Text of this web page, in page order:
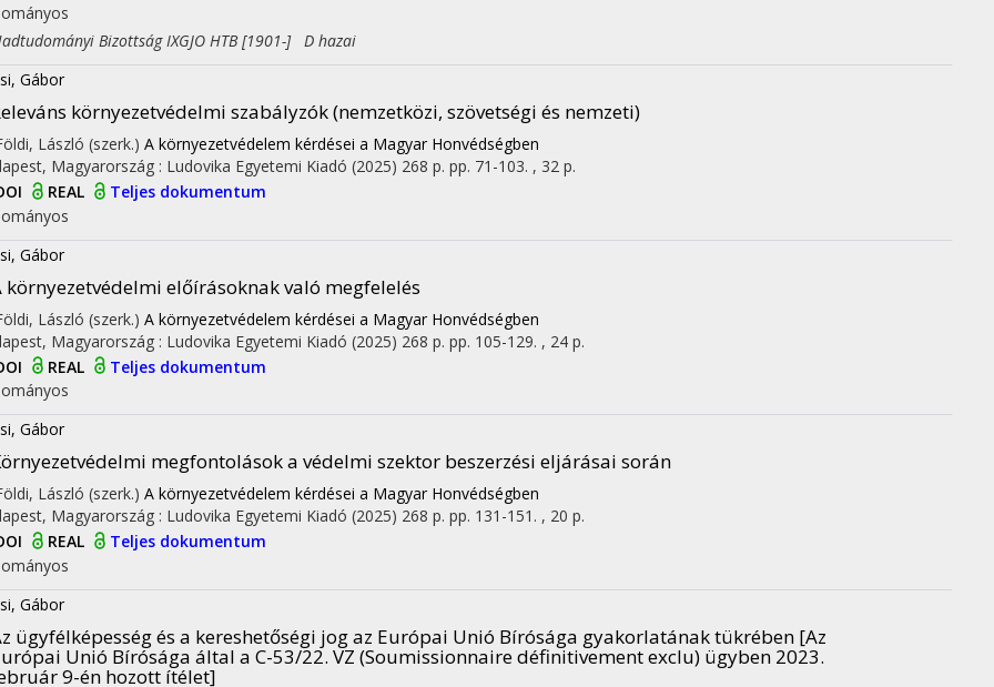
Bizottság IXGJO HTB [1901-] D hazai
Gábor
környezetvédelmi szabályzók (nemzetközi, szövetségi és nemzeti)
László (szerk.) A környezetvédelem kérdései a Magyar Honvédségben
Magyarország : Ludovika Egyetemi Kiadó (2025) 268 p. pp. 71-103. , 32 p.
REAL
Teljes dokumentum
Gábor
környezetvédelmi előírásoknak való megfelelés
László (szerk.) A környezetvédelem kérdései a Magyar Honvédségben
Magyarország : Ludovika Egyetemi Kiadó (2025) 268 p. pp. 105-129. , 24 p.
REAL
Teljes dokumentum
Gábor
megfontolások a védelmi szektor beszerzési eljárásai során
László (szerk.) A környezetvédelem kérdései a Magyar Honvédségben
Magyarország : Ludovika Egyetemi Kiadó (2025) 268 p. pp. 131-151. , 20 p.
REAL
Teljes dokumentum
Gábor
ügyfélképesség és a kereshetőségi jog az Európai Unió Bírósága gyakorlatának tükrében [Az
Unió Bírósága által a C-53/22. VZ (Soumissionnaire définitivement exclu) ügyben 2023.
9-én hozott ítélet]